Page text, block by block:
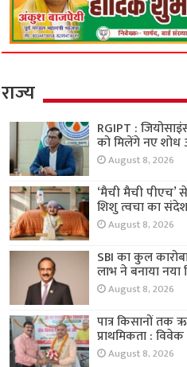
राज्य
RGIPT :
को मिलेंगे नए
August 8, 2026
‘मैची मैची पीएच’
शिशु त्वचा का
August 8, 2026
SBI का कुल
लाभ ने बनाया नया
August 8, 2026
पात्र किसानों
प्राथमिकता :
August 8, 2026